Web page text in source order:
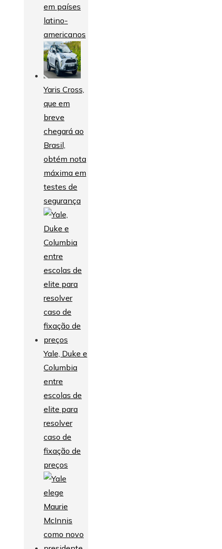
em países
latino-
americanos
Yaris Cross,
que em
breve
chegará ao
Brasil,
obtém nota
máxima em
testes de
segurança
Yale, Duke e
Columbia
entre
escolas de
elite para
resolver
caso de
fixação de
preços